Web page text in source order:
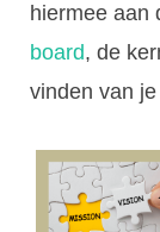
hiermee aan
board, de
vinden van